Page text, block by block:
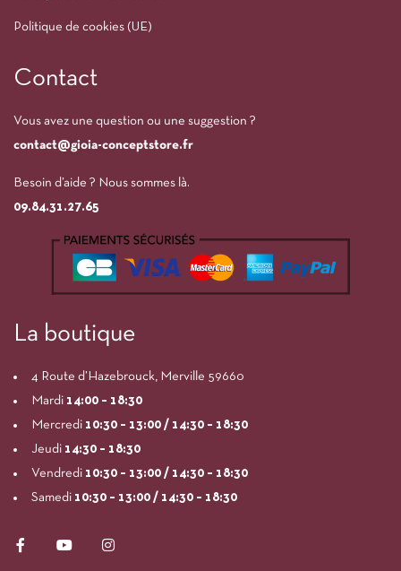
Politique de cookies (UE)
Contact
Vous avez une question ou une suggestion ?
contact@gioia-conceptstore.fr
Besoin d’aide ? Nous sommes là.
09.84.31.27.65
La boutique
4 Route d’Hazebrouck, Merville 59660
Mardi 14:00 – 18:30
Mercredi 10:30 – 13:00 / 14:30 – 18:30
Jeudi 14:30 – 18:30
Vendredi 10:30 – 13:00 / 14:30 – 18:30
Samedi 10:30 – 13:00 / 14:30 – 18:30